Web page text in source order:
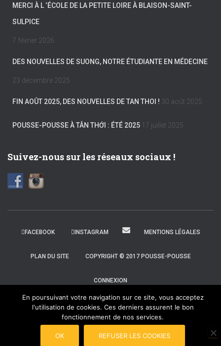
MERCI À L ‘ÉCOLE DE LA PETITE LOIRE À BLAISON-SAINT-
SULPICE
7 février 2026
DES NOUVELLES DE SUONG, NOTRE ÉTUDIANTE EN MÉDECINE
23 décembre 2025
FIN AOÛT 2025, DES NOUVELLES DE TAN THOI ! 30 août 2025
POUSSE-POUSSE À TÂN THỚI : ÉTÉ 2025 17 juillet 2025
Suivez-nous sur les réseaux sociaux !
FACEBOOK INSTAGRAM MENTIONS LÉGALES
PLAN DU SITE COPYRIGHT © 2017 POUSSE-POUSSE
CONNEXION
En poursuivant votre navigation sur ce site, vous acceptez
l'utilisation de cookies. Ces derniers assurent le bon
fonctionnement de nos services.
OK REFUSER LES COOKIES